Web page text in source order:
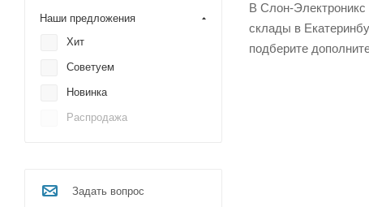
В Слон-Электроникс
склады в
подберите
Наши предложения
Хит
Советуем
Новинка
Распродажа
Задать вопрос